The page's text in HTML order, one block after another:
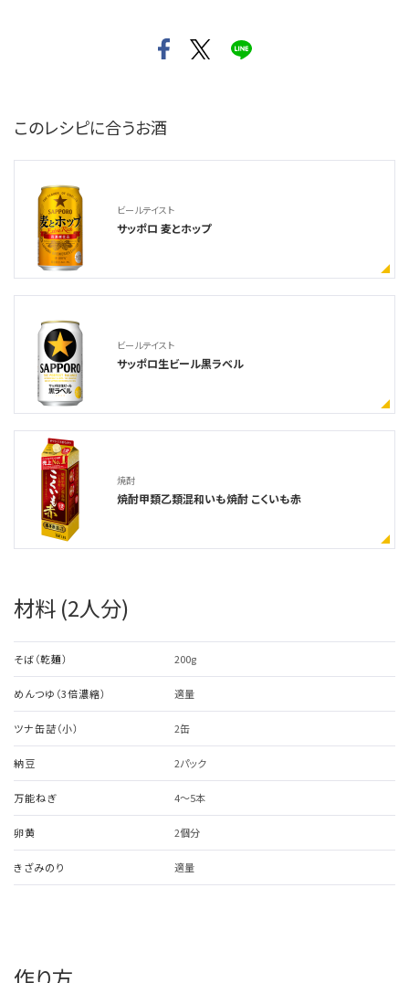
このレシピに合うお酒
ビールテイスト
サッポロ 麦とホップ
ビールテイスト
サッポロ生ビール黒ラベル
焼酎
焼酎甲類乙類混和いも焼酎 こくいも赤
材料 (2人分)
そば（乾麺） 200g
めんつゆ（3倍濃縮） 適量
ツナ缶詰（小） 2缶
納豆 2パック
万能ねぎ 4～5本
卵黄 2個分
きざみのり 適量